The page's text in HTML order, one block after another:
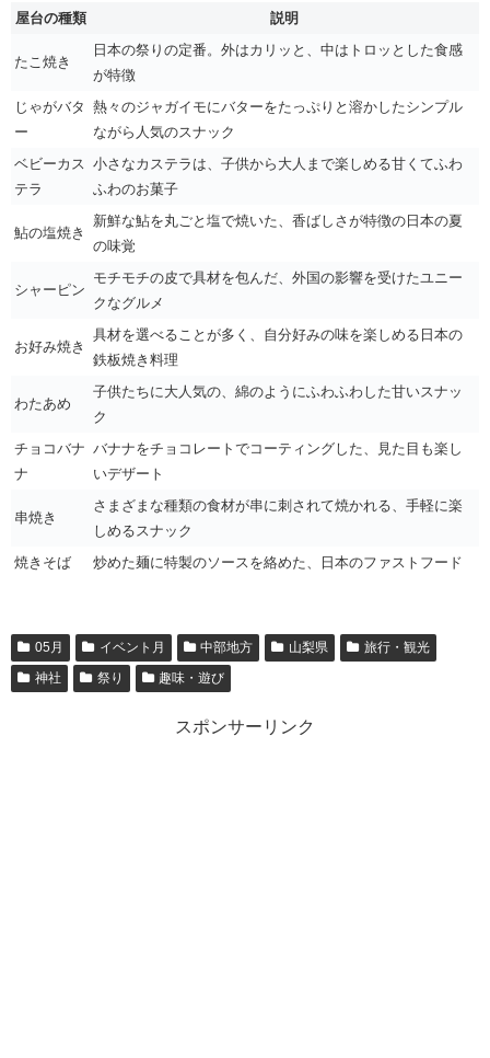
屋台の種類 説明
たこ焼き
日本の祭りの定番。外はカリッと、中はトロッとした食感
が特徴
じゃがバタ
ー
熱々のジャガイモにバターをたっぷりと溶かしたシンプル
ながら人気のスナック
ベビーカス
テラ
小さなカステラは、子供から大人まで楽しめる甘くてふわ
ふわのお菓子
鮎の塩焼き
新鮮な鮎を丸ごと塩で焼いた、香ばしさが特徴の日本の夏
の味覚
シャーピン
モチモチの皮で具材を包んだ、外国の影響を受けたユニー
クなグルメ
お好み焼き
具材を選べることが多く、自分好みの味を楽しめる日本の
鉄板焼き料理
わたあめ
子供たちに大人気の、綿のようにふわふわした甘いスナッ
ク
チョコバナ
ナ
バナナをチョコレートでコーティングした、見た目も楽し
いデザート
串焼き
さまざまな種類の食材が串に刺されて焼かれる、手軽に楽
しめるスナック
焼きそば
炒めた麺に特製のソースを絡めた、日本のファストフード
05月 イベント月 中部地方 山梨県
旅行・観光
神社
祭り 趣味・遊び
スポンサーリンク